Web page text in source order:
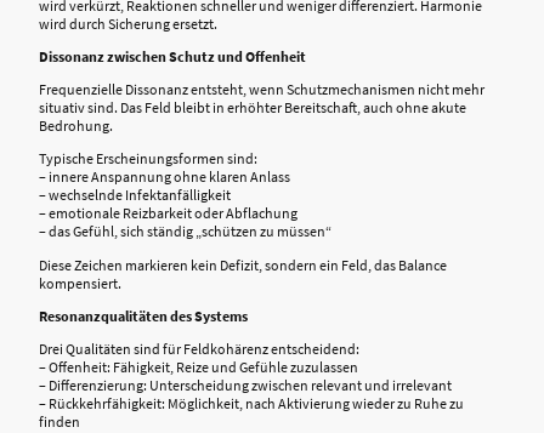
wird verkürzt, Reaktionen schneller und weniger differenziert. Harmonie
wird durch Sicherung ersetzt.
Dissonanz zwischen Schutz und Offenheit
Frequenzielle Dissonanz entsteht, wenn Schutzmechanismen nicht mehr
situativ sind. Das Feld bleibt in erhöhter Bereitschaft, auch ohne akute
Bedrohung.
Typische Erscheinungsformen sind:
– innere Anspannung ohne klaren Anlass
– wechselnde Infektanfälligkeit
– emotionale Reizbarkeit oder Abflachung
– das Gefühl, sich ständig „schützen zu müssen“
Diese Zeichen markieren kein Defizit, sondern ein Feld, das Balance
kompensiert.
Resonanzqualitäten des Systems
Drei Qualitäten sind für Feldkohärenz entscheidend:
– Offenheit: Fähigkeit, Reize und Gefühle zuzulassen
– Differenzierung: Unterscheidung zwischen relevant und irrelevant
– Rückkehrfähigkeit: Möglichkeit, nach Aktivierung wieder zu Ruhe zu
finden